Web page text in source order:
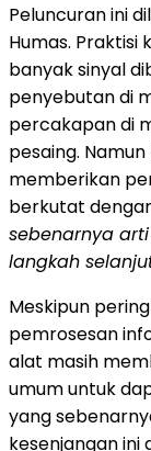
Peluncuran ini
Humas. Praktisi
banyak sinyal
penyebutan di
percakapan di
pesaing.
memberikan
berkutat
sebenarnya
langkah
Meskipun
pemrosesan
alat masih
umum untuk
yang
kesenjangan ini